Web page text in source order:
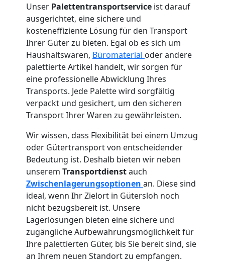
Unser Palettentransportservice ist darauf
ausgerichtet, eine sichere und
kosteneffiziente Lösung für den Transport
Ihrer Güter zu bieten. Egal ob es sich um
Haushaltswaren, Büromaterial oder andere
palettierte Artikel handelt, wir sorgen für
eine professionelle Abwicklung Ihres
Transports. Jede Palette wird sorgfältig
verpackt und gesichert, um den sicheren
Transport Ihrer Waren zu gewährleisten.
Wir wissen, dass Flexibilität bei einem Umzug
oder Gütertransport von entscheidender
Bedeutung ist. Deshalb bieten wir neben
unserem Transportdienstauch
Zwischenlagerungsoptionen an. Diese sind
ideal, wenn Ihr Zielort in Gütersloh noch
nicht bezugsbereit ist. Unsere
Lagerlösungen bieten eine sichere und
zugängliche Aufbewahrungsmöglichkeit für
Ihre palettierten Güter, bis Sie bereit sind, sie
an Ihrem neuen Standort zu empfangen.